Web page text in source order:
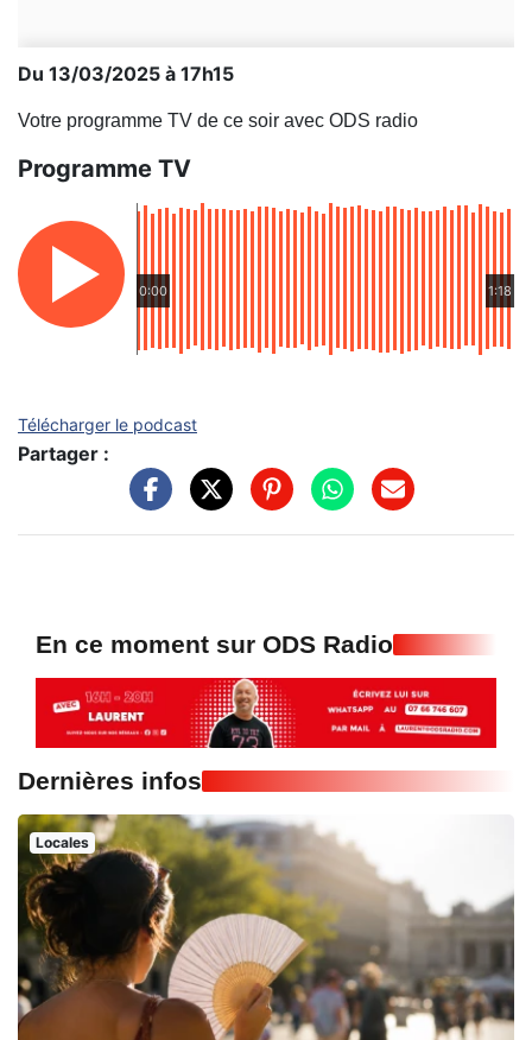
Du 13/03/2025 à 17h15
Votre programme TV de ce soir avec ODS radio
Programme TV
0:00 1:18
Télécharger le podcast
Partager :
En ce moment sur ODS Radio
Dernières infos
Locales